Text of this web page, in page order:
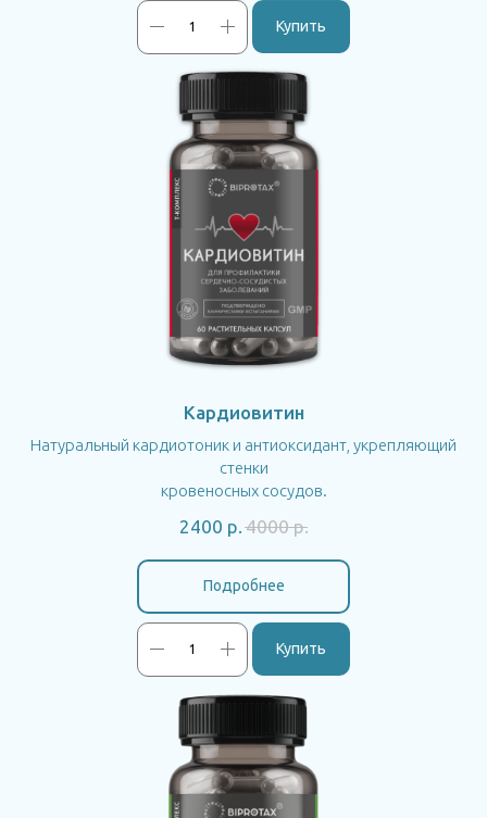
Купить
Кардиовитин
Натуральный кардиотоник и антиоксидант, укрепляющий
стенки
кровеносных сосудов.
2400 р.4000 р.
Подробнее
Купить